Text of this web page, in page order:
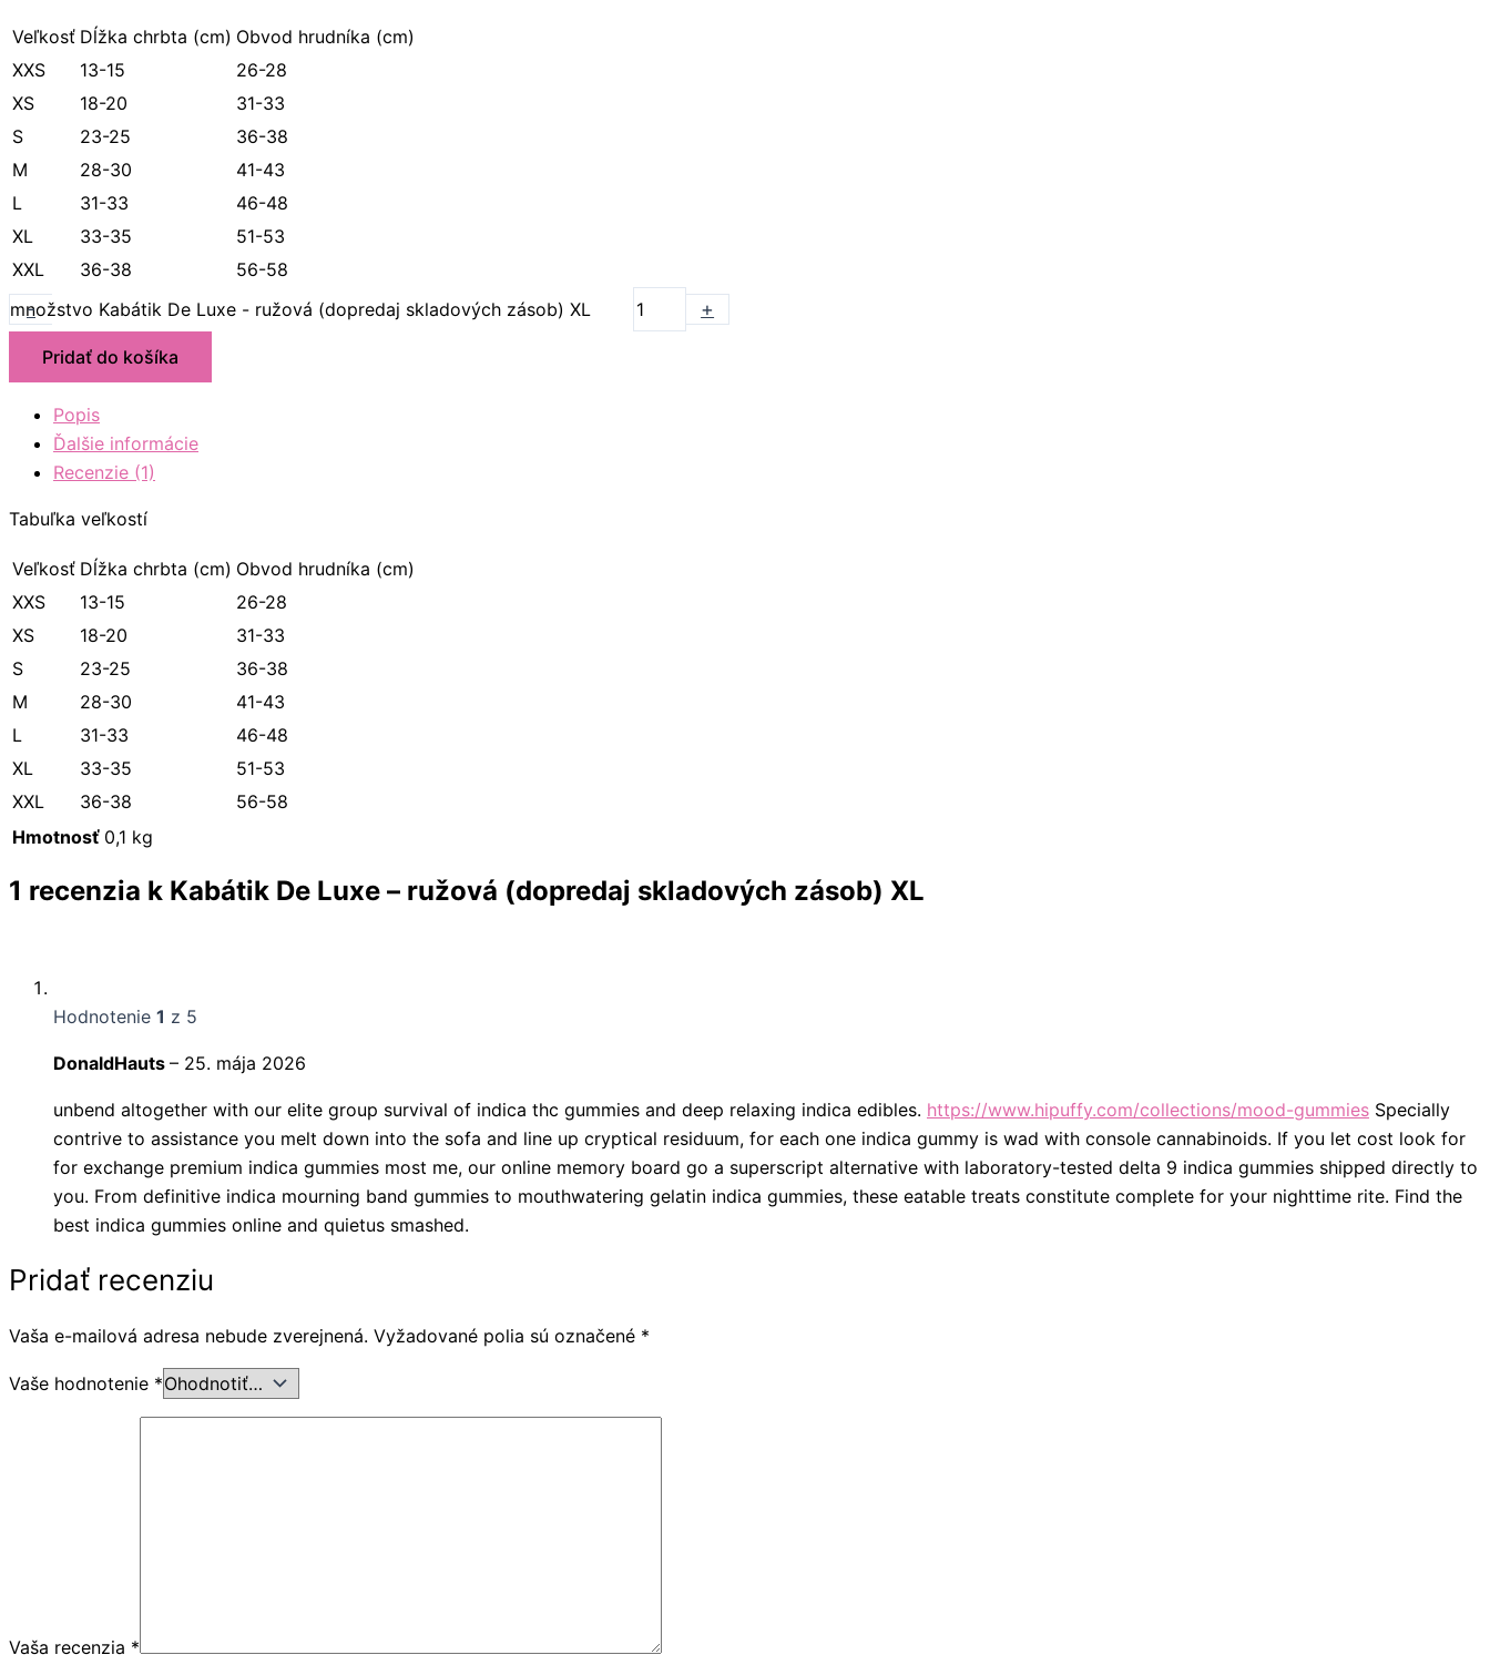
Veľkosť Dĺžka chrbta (cm) Obvod hrudníka (cm)
XXS
13-15
26-28
XS
18-20
31-33
S
23-25
36-38
M
28-30
41-43
L
31-33
46-48
XL
33-35
51-53
XXL
36-38 56-58
-
množstvo Kabátik De Luxe - ružová (dopredaj skladových zásob) XL +
Pridať do košíka
Popis
Ďalšie informácie
Recenzie (1)
Tabuľka veľkostí
Veľkosť Dĺžka chrbta (cm) Obvod hrudníka (cm)
XXS
13-15
26-28
XS
18-20
31-33
S
23-25
36-38
M
28-30
41-43
L
31-33
46-48
XL
33-35
51-53
XXL
36-38
56-58
Hmotnosť 0,1 kg
1 recenzia k Kabátik De Luxe – ružová (dopredaj skladových zásob) XL
Hodnotenie 1 z 5
DonaldHauts – 25. mája 2026
unbend altogether with our elite group survival of indica thc gummies and deep relaxing indica edibles. https://www.hipuffy.com/collections/mood-gummies Specially
contrive to assistance you melt down into the sofa and line up cryptical residuum, for each one indica gummy is wad with console cannabinoids. If you let cost look for
for exchange premium indica gummies most me, our online memory board go a superscript alternative with laboratory-tested delta 9 indica gummies shipped directly to
you. From definitive indica mourning band gummies to mouthwatering gelatin indica gummies, these eatable treats constitute complete for your nighttime rite. Find the
best indica gummies online and quietus smashed.
Pridať recenziu
Vaša e-mailová adresa nebude zverejnená. Vyžadované polia sú označené *
Vaše hodnotenie *
Vaša recenzia *